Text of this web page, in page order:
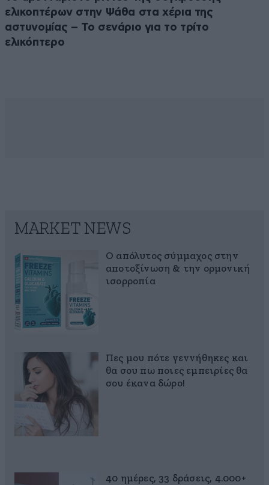
ελικοπτέρων στην Ψάθα στα χέρια της
αστυνομίας – Το σενάριο για το τρίτο
ελικόπτερο
MARKET NEWS
Ο απόλυτος σύμμαχος στην
αποτοξίνωση & την ορμονική
ισορροπία
Πες μου πότε γεννήθηκες και
θα σου πω ποιες εμπειρίες θα
σου έκανα δώρο!
40 ημέρες, 33 δράσεις, 4.000+